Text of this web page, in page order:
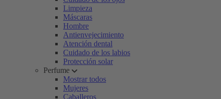
Limpieza
Máscaras
Hombre
Antienvejecimiento
Atención dental
Cuidado de los labios
Protección solar
Perfume
Mostrar todos
Mujeres
Caballeros